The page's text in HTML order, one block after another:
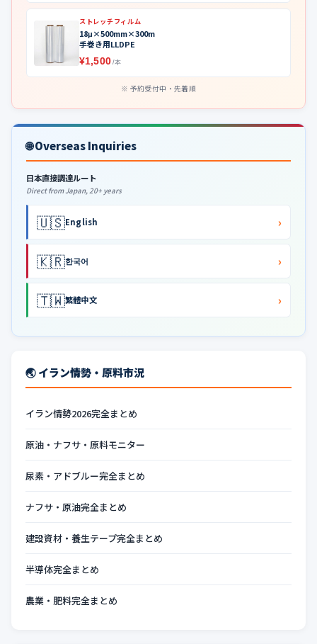
ストレッチフィルム
18μ×500mm×300m
手巻き用LLDPE
¥1,500 /本
予約受付中・先着順
🌐 Overseas Inquiries
日本直接調達ルート
Direct from Japan, 20+ years
🇺🇸English ›
🇰🇷한국어 ›
🇹🇼繁體中文 ›
🌏 イラン情勢・原料市況
イラン情勢2026完全まとめ
原油・ナフサ・原料モニター
尿素・アドブルー完全まとめ
ナフサ・原油完全まとめ
建設資材・養生テープ完全まとめ
半導体完全まとめ
農業・肥料完全まとめ